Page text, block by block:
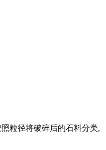
粒径将破碎后的石料分类,